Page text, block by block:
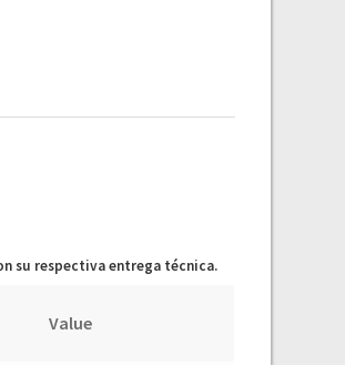
su respectiva entrega técnica.
Value